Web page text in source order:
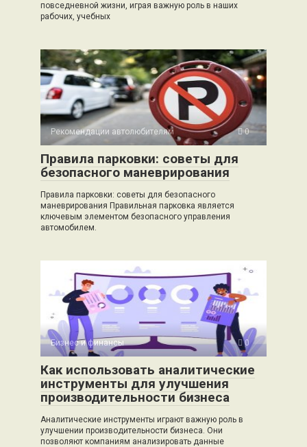
повседневной жизни, играя важную роль в наших
рабочих, учебных
Рекомендации автолюбителям 0
Правила парковки: советы для
безопасного маневрирования
Правила парковки: советы для безопасного
маневрирования Правильная парковка является
ключевым элементом безопасного управления
автомобилем.
Бизнес и финансы 0
Как использовать аналитические
инструменты для улучшения
производительности бизнеса
Аналитические инструменты играют важную роль в
улучшении производительности бизнеса. Они
позволяют компаниям анализировать данные